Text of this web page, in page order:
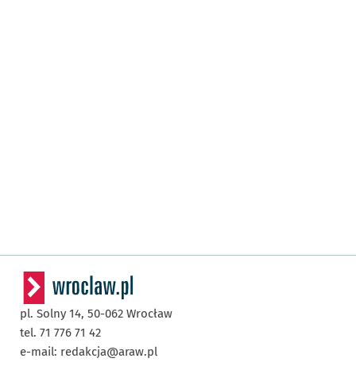
pl. Solny 14, 50-062 Wrocław
tel. 71 776 71 42
e-mail: redakcja@araw.pl